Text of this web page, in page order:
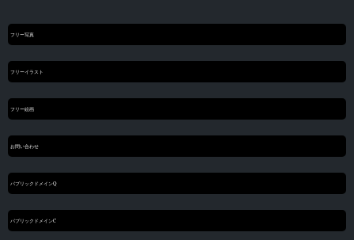
フリー写真
フリーイラスト
フリー絵画
お問い合わせ
パブリックドメインQ
パブリックドメインC